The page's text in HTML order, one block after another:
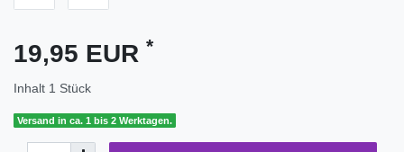
19,95 EUR *
Inhalt 1 Stück
Versand in ca. 1 bis 2 Werktagen.